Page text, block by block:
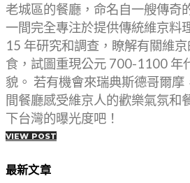
老城區的餐廳，命名自一艘傳奇
一間完全專注於提供傳統維京料
15 年研究和調查，瞭解有關維
食，試圖重現公元 700-1100 年
貌。 若有機會來瑞典斯德哥爾
間餐廳感受維京人的歡樂氣氛和
下台灣的曝光度吧！
VIEW POST
最新文章